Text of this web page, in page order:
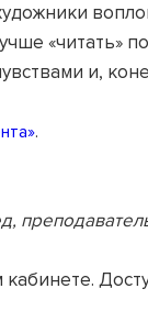
и,
.